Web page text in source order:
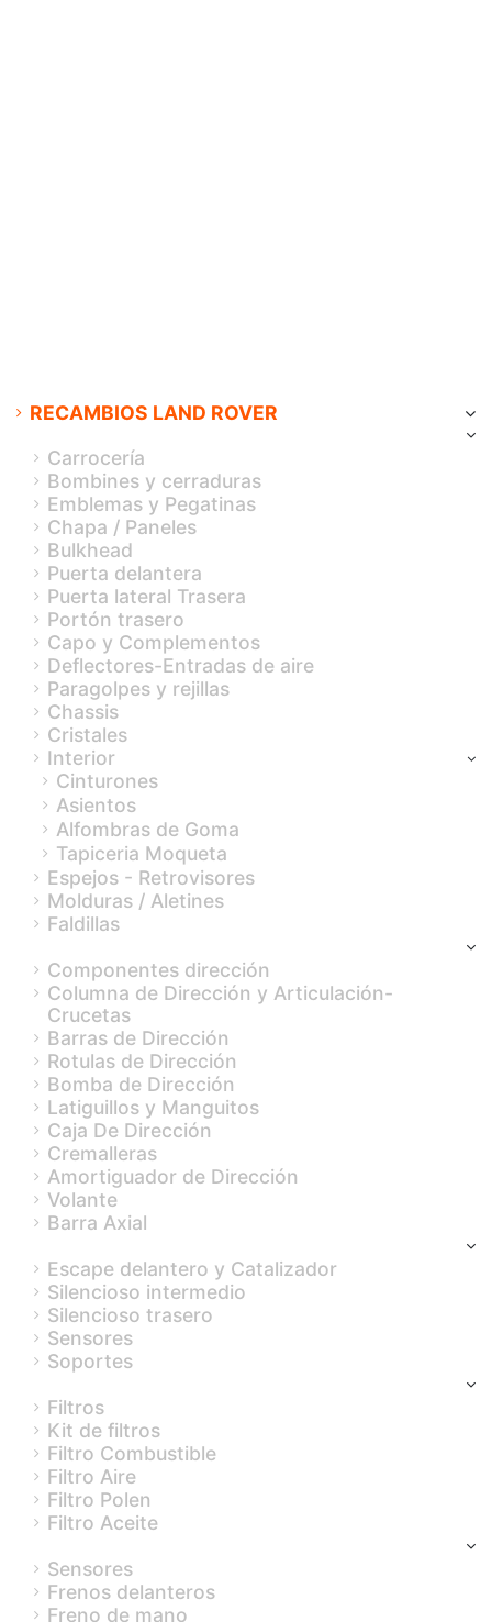
RECAMBIOS LAND ROVER
Carrocería
Bombines y cerraduras
Emblemas y Pegatinas
Chapa / Paneles
Bulkhead
Puerta delantera
Puerta lateral Trasera
Portón trasero
Capo y Complementos
Deflectores-Entradas de aire
Paragolpes y rejillas
Chassis
Cristales
Interior
Cinturones
Asientos
Alfombras de Goma
Tapiceria Moqueta
Espejos - Retrovisores
Molduras / Aletines
Faldillas
Componentes dirección
Columna de Dirección y Articulación-
Crucetas
Barras de Dirección
Rotulas de Dirección
Bomba de Dirección
Latiguillos y Manguitos
Caja De Dirección
Cremalleras
Amortiguador de Dirección
Volante
Barra Axial
Escape delantero y Catalizador
Silencioso intermedio
Silencioso trasero
Sensores
Soportes
Filtros
Kit de filtros
Filtro Combustible
Filtro Aire
Filtro Polen
Filtro Aceite
Sensores
Frenos delanteros
Freno de mano